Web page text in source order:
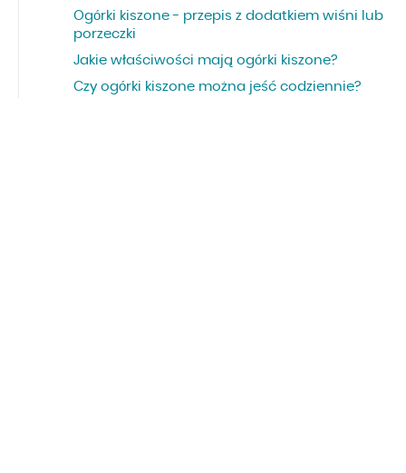
Ogórki kiszone - przepis z dodatkiem wiśni lub
porzeczki
Jakie właściwości mają ogórki kiszone?
Czy ogórki kiszone można jeść codziennie?